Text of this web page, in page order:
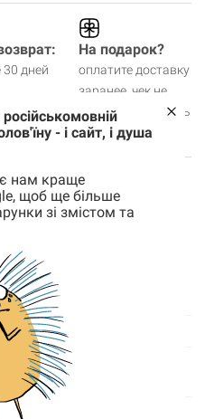
30 дней
На подарок?
оплатите доставку
заранее, чек не
будем вкладывать
г, сахар белый
подсолнечное масло
Пищевая ценность 100 г
2 г, жиры - 3,2 г (из них
- 1,6 г, сахар - 45 г).
(на 100 г): 398
- і сайт, і душа
нам краще
щоб ще більше
зі змістом та
0 товары
пуста